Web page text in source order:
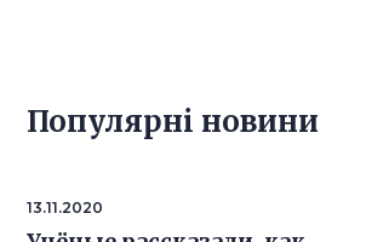
Популярнi новини
13.11.2020